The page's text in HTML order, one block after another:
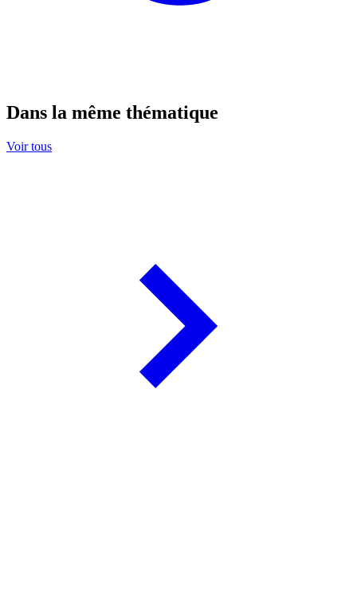
Dans la même thématique
Voir tous